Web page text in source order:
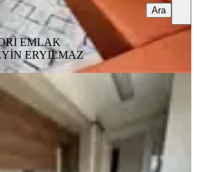
EMLAK
ERYILMAZ
Ara
Mahallesi Metro Sanat Sitesi
3+1 Daire
Gülistan Mahallesi